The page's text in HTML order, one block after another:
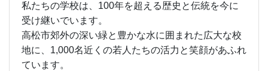
私たちの学校は、100年を超える歴史と伝統を今に
受け継いでいます。
高松市郊外の深い緑と豊かな水に囲まれた広大な校
地に、1,000名近くの若人たちの活力と笑顔があふれ
ています。